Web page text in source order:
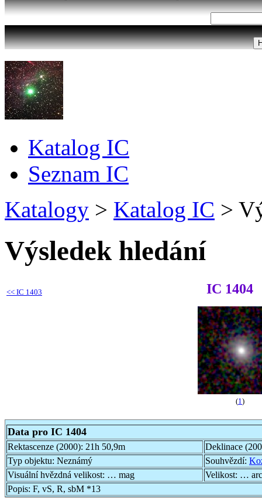
Katalog IC
Seznam IC
Katalogy > Katalog IC >
Výsledek hledání
<< IC 1403 IC 1404
(1 )
Data pro IC 1404
Rektascenze (2000): 21h 50,9m
Deklinace
Typ objektu: Neznámý Souhvězdí:
Visuální hvězdná velikost: … mag Velikost: …
Popis: F, vS, R, sbM *13